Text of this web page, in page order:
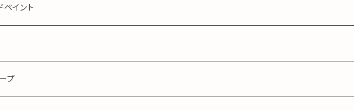
イント
プ